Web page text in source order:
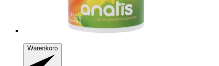
Warenkorb